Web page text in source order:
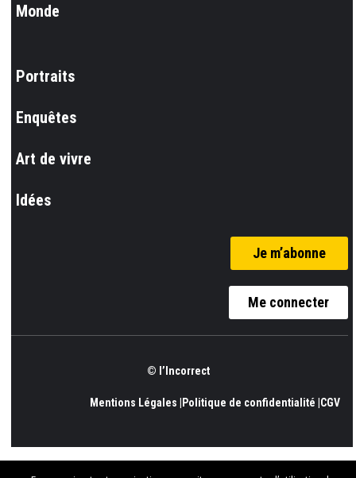
Monde
Portraits
Enquêtes
Art de vivre
Idées
Je m’abonne
Me connecter
© l’Incorrect
Mentions Légales |Politique de confidentialité |CGV